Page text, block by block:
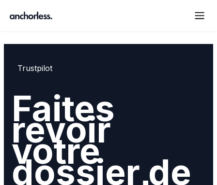
Trustpilot
Faites
revoir
votre
dossier de